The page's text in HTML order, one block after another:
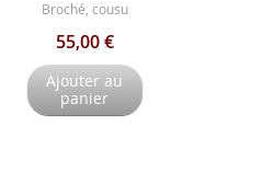
Broché, cousu
55,00 €
Ajouter au
panier